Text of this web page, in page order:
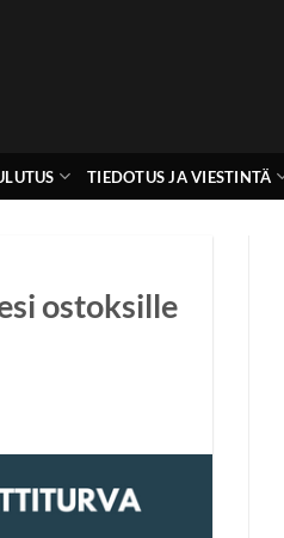
TIEDOTUS JA VIESTINTÄ
ostoksille